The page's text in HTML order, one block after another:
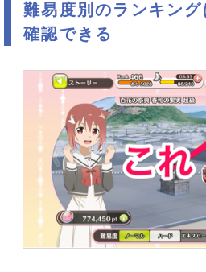
難易度別のランキン
確認できる